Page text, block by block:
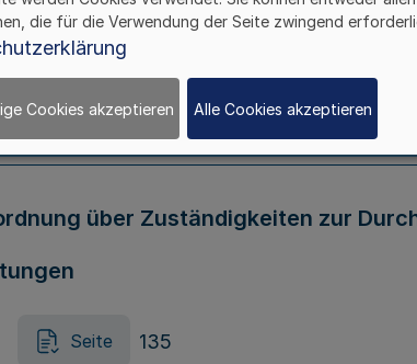
Arbeit, Gesundheit und Soziales
Seite 135
über Zuständigkeiten zur
Seite 135
die für die Verwendung der Seite zwingend
Cookies akzeptieren Alle Cookies akzeptieren